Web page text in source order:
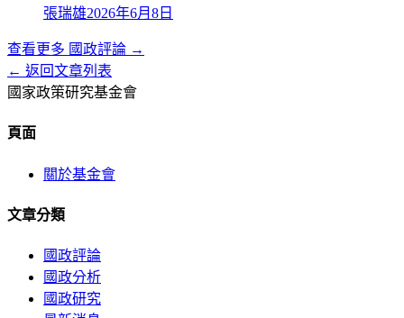
張瑞雄2026年6月8日
查看更多 國政評論 →
← 返回文章列表
國家政策研究基金會
頁面
關於基金會
文章分類
國政評論
國政分析
國政研究